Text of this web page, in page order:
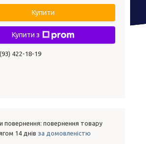
Купити
Купити з
422-18-19
повернення товару
14 днів за домовленістю